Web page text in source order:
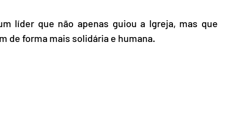
líder que não apenas guiou a Igreja, mas que
de forma mais solidária e humana.